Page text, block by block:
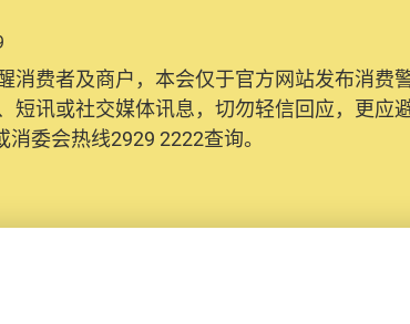
消费者及商户，本会仅于官方网站发布消
短讯或社交媒体讯息，切勿轻信回应，更
消委会热线2929 2222查询。